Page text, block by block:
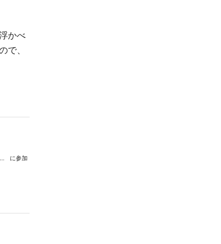
かべ
で、
フィルハーモニック・ソサィエティ・東京 10周年記念演奏会Ⅲ に参加